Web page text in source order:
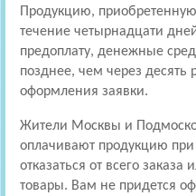
Продукцию,
течение четырнадцати
предоплату, денежные
позднее, чем через десять
оформления заявки.
Жители Москвы и
оплачивают продукцию
отказаться от всего заказа
товары. Вам не придется